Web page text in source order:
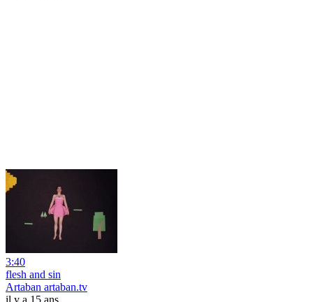
3:40
flesh and sin
Artaban artaban.tv